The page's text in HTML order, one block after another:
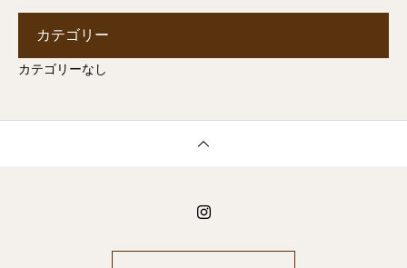
カテゴリー
カテゴリーなし